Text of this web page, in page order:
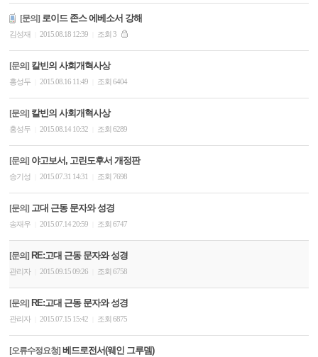
[문의] 로이드 존스 에베소서 강해
김성재 2015.08.18 12:39 조회 3
[문의] 칼빈의 사회개혁사상
홍성두 2015.08.16 11:49 조회 6404
[문의] 칼빈의 사회개혁사상
홍성두 2015.08.14 10:32 조회 6289
[문의] 야고보서, 고린도후서 개정판
송기성 2015.07.31 14:31 조회 7698
[문의] 고대 근동 문자와 성경
송재우 2015.07.14 20:59 조회 6747
[문의] RE:고대 근동 문자와 성경
관리자 2015.09.15 09:26 조회 6758
[문의] RE:고대 근동 문자와 성경
관리자 2015.07.15 15:42 조회 6875
[오류수정요청] 베드로전서(웨인 그루뎀)